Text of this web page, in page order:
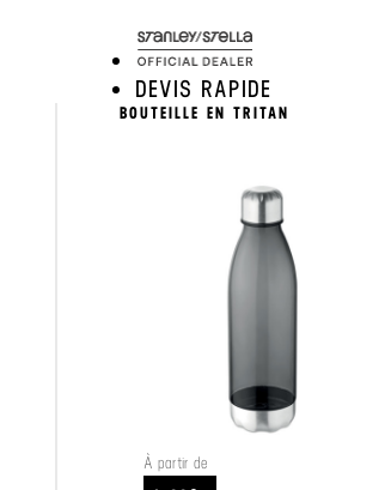
DEVIS RAPIDE
BOUTEILLE EN TRITAN
À partir de